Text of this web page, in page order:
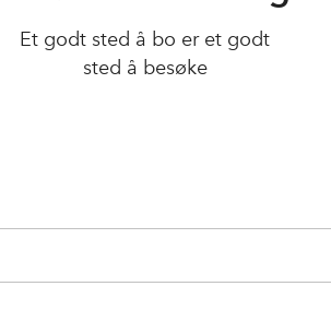
Et godt sted å bo er et godt
sted å besøke